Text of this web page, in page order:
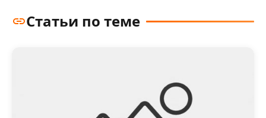
Статьи по теме